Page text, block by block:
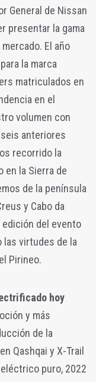
General de Nissan
presentar la gama
El año
la marca
matriculados en
en el
volumen con
seis anteriores
recorrido la
en la Sierra de
de la península
y Cabo da
edición del evento
las virtudes de la
Pirineo.
hoy
y más
de la
Qashqai y X-Trail
puro, 2022